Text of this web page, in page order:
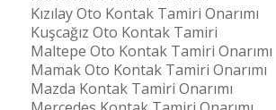
Kızılay Oto Kontak Tamiri Onarımı
Kuşcağız Oto Kontak Tamiri
Maltepe Oto Kontak Tamiri Onarımı
Mamak Oto Kontak Tamiri Onarımı
Mazda Kontak Tamiri Onarımı